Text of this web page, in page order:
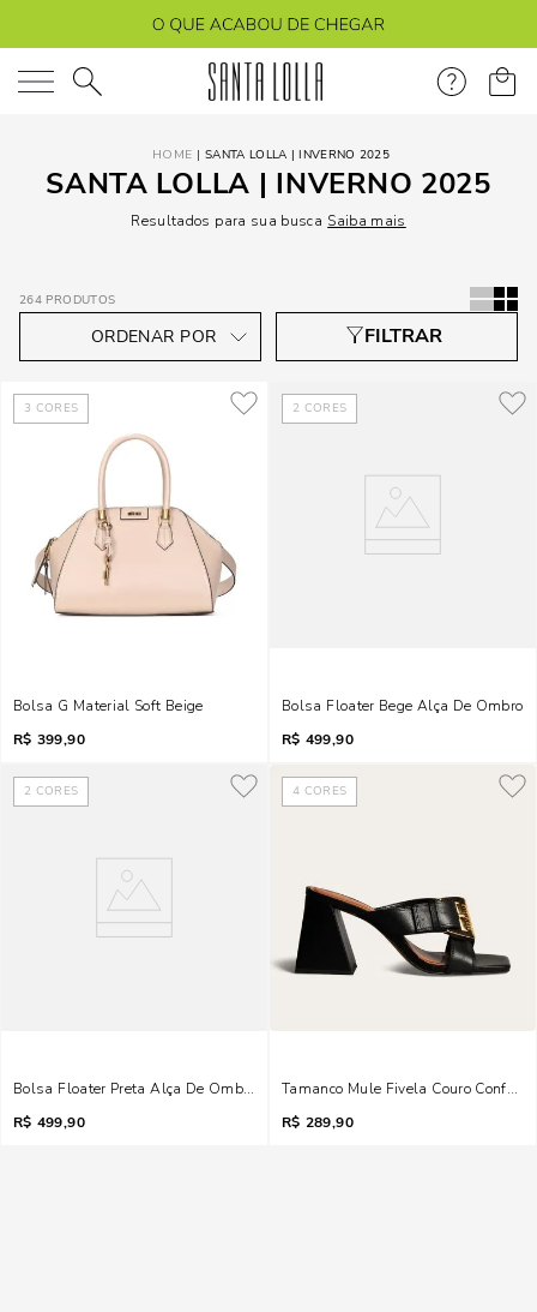
O que você está procurando?
SANTA LOLLA | INVERNO 2025
SANTA LOLLA | INVERNO 2025
Resultados para sua busca Saiba mais
264 PRODUTOS
3 CORES
Bolsa G Material Soft Beige
R$ 399,90
2 CORES
Bolsa Floater Bege Alça De Ombro
R$ 499,90
2 CORES
Bolsa Floater Preta Alça De Ombro
R$ 499,90
4 CORES
Tamanco Mule Fivela Couro Confort
R$ 289,90